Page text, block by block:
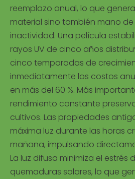
reemplazo anual, lo que
material sino también mano
inactividad. Una película
rayos UV de cinco años
cinco temporadas de
inmediatamente los costos
en más del 60 %. Más
rendimiento constante
cultivos. Las propiedades
máxima luz durante las horas
mañana, impulsando
La luz difusa minimiza el estrés
quemaduras solares, lo que